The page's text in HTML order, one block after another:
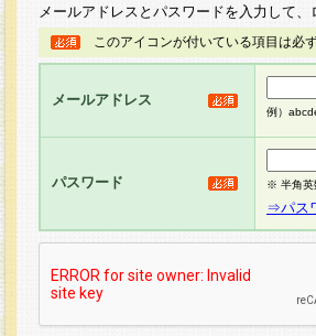
メールアドレスとパスワードを入力して、
このアイコンが付いている項目は必
メールアドレス
例）
パスワード ※ 半角英
⇒パス